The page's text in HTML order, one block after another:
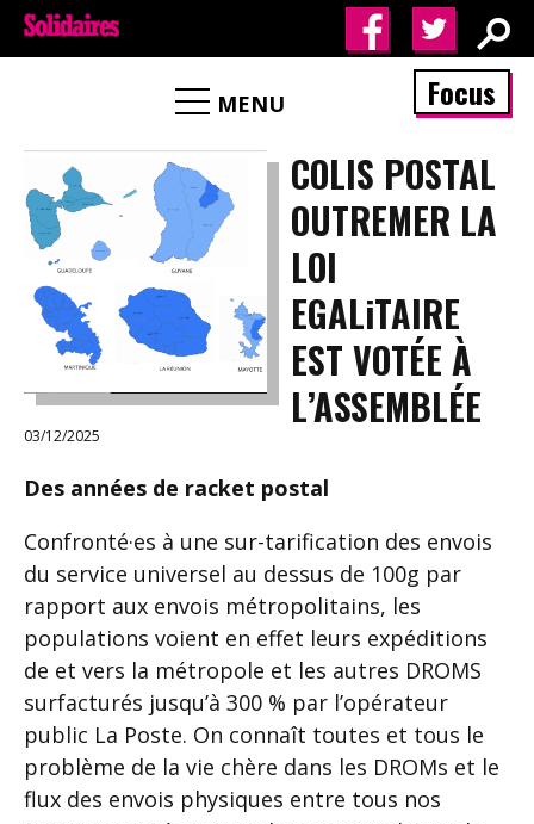
MENU Focus
COLIS POSTAL
OUTREMER LA
LOI
EGALiTAIRE
EST VOTÉE À
L’ASSEMBLÉE
03/12/2025
Des années de racket postal
Confronté·es à une sur-tarification des envois
du service universel au dessus de 100g par
rapport aux envois métropolitains, les
populations voient en effet leurs expéditions
de et vers la métropole et les autres DROMS
surfacturés jusqu’à 300 % par l’opérateur
public La Poste. On connaît toutes et tous le
problème de la vie chère dans les DROMs et le
flux des envois physiques entre tous nos